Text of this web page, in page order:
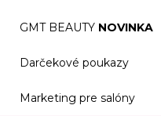
GMT BEAUTY NOVINKA
Darčekové poukazy
Marketing pre salóny